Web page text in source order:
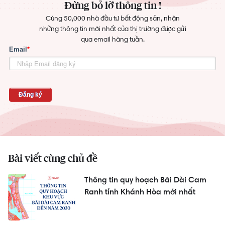
Bài viết cùng chủ đề
Thông tin quy hoạch Bãi Dài Cam
Ranh tỉnh Khánh Hòa mới nhất
Đừng bỏ lỡ thông tin !
Cùng 50,000 nhà đầu tư bất động sản, nhận
những thông tin mới nhất của thị trường được gửi
qua email hàng tuần.